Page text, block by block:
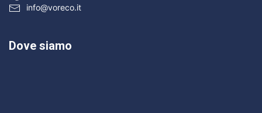
info@voreco.it
Dove siamo